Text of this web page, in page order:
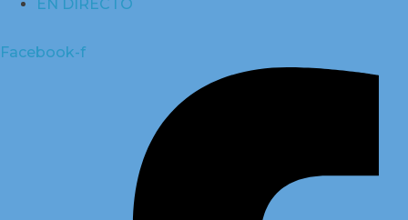
EN DIRECTO
Facebook-f